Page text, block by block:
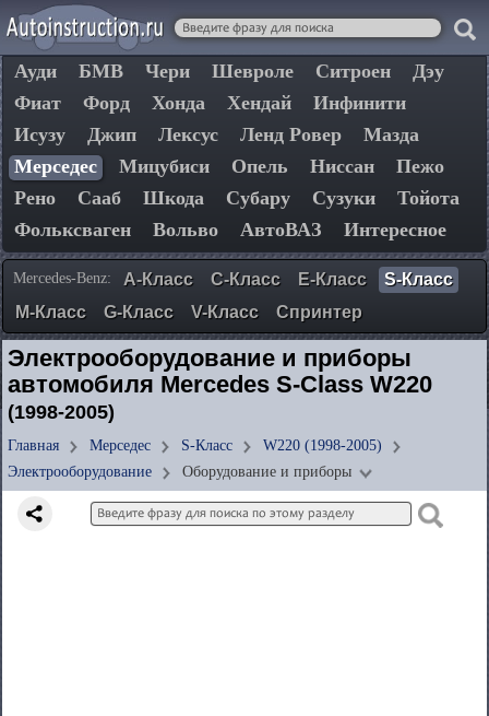
Ауди БМВ Чери Шевроле Ситроен
Дэу
Фиат
Форд Хонда Хендай
Инфинити
Исузу
Джип Лексус Ленд Ровер
Мазда
Мерседес
Мицубиси Опель Ниссан
Пежо
Рено
Сааб Шкода Субару Сузуки
Тойота
Фольксваген
Вольво АвтоВАЗ Интересное
Mercedes-Benz: A-Класс C-Класс E-Класс
S-Класс
М-Класс
G-Класс V-Класс Спринтер
Электрооборудование и приборы
автомобиля Mercedes S-Class W220
(1998-2005)
Главная Мерседес S-Класс
W220 (1998-2005)
Электрооборудование
Оборудование и приборы